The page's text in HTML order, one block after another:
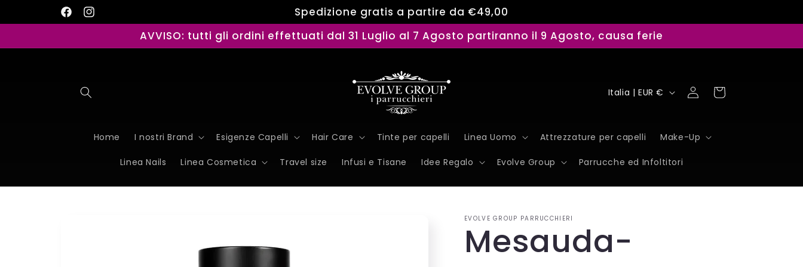
direttamente
ai contenutiFacebookInstagram
Spedizione gratis a partire da €49,00
AVVISO: tutti gli ordini effettuati dal 31 Luglio al 7 Agosto partiranno il 9 Agosto, causa ferie
Home I nostri Brand Esigenze Capelli Hair Care Tinte per capelli Linea Uomo Attrezzature per capelli Make-Up
Linea Nails Linea Cosmetica Travel size Infusi e Tisane Idee Regalo Evolve Group Parrucche ed Infoltitori
P
e
s
e
A
r
Italia | EUR € Accedi Carrello
EVOLVE GROUP PARRUCCHIERI
Mesauda-